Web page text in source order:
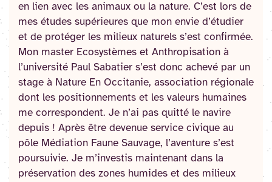
en lien avec les animaux ou la nature. C’est lors de
mes études supérieures que mon envie d’étudier
et de protéger les milieux naturels s’est confirmée.
Mon master Ecosystèmes et Anthropisation à
l’université Paul Sabatier s’est donc achevé par un
stage à Nature En Occitanie, association régionale
dont les positionnements et les valeurs humaines
me correspondent. Je n’ai pas quitté le navire
depuis ! Après être devenue service civique au
pôle Médiation Faune Sauvage, l’aventure s’est
poursuivie. Je m’investis maintenant dans la
préservation des zones humides et des milieux